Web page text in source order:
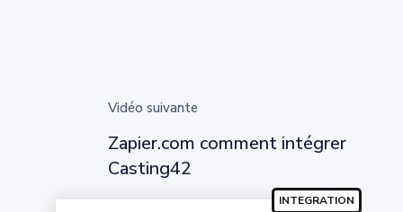
Vidéo suivante
Zapier.com comment intégrer
Casting42